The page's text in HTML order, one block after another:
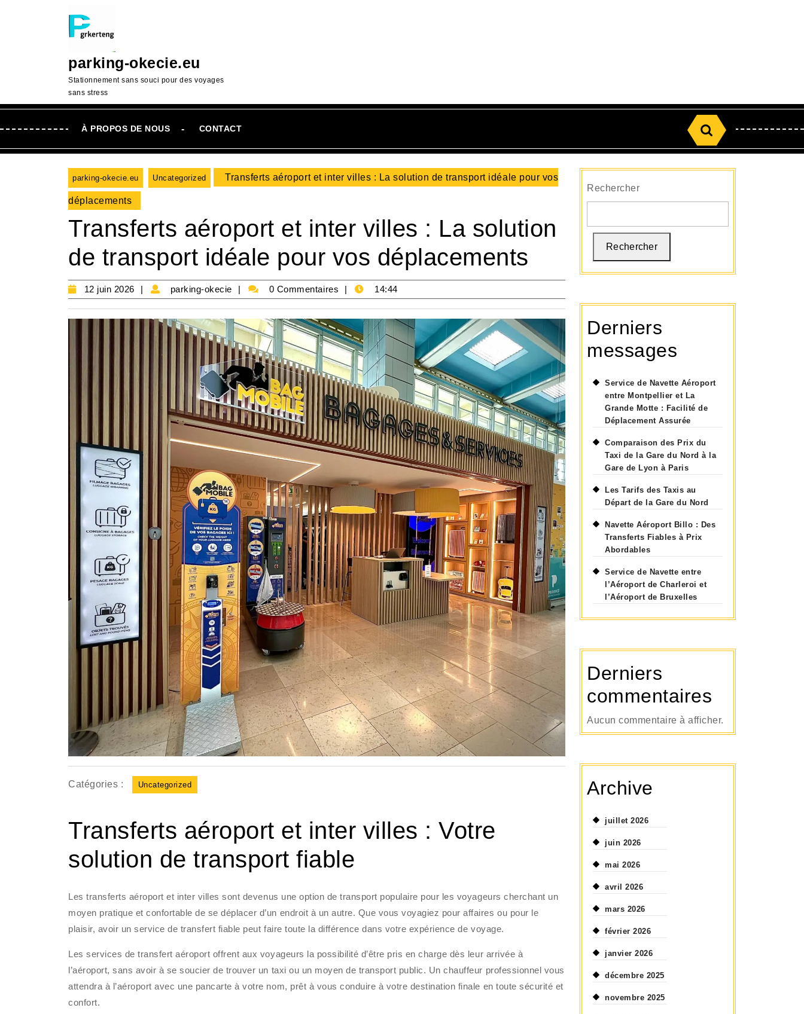
parking-okecie.eu
Stationnement sans souci pour des voyages
sans stress
À PROPOS DE NOUS CONTACT
Search
for:
parking-okecie.eu Uncategorized Transferts aéroport et inter villes : La solution de transport idéale pour vos
déplacements
Transferts aéroport et inter villes : La solution
de transport idéale pour vos déplacements
12 juin 2026
12
juin
parking-okecie
parking-
okecie
0 Commentaires 14:44
Catégories : Uncategorized
Transferts aéroport et inter villes : Votre
solution de transport fiable
Les transferts aéroport et inter villes sont devenus une option de transport populaire pour les voyageurs cherchant un
moyen pratique et confortable de se déplacer d’un endroit à un autre. Que vous voyagiez pour affaires ou pour le
plaisir, avoir un service de transfert fiable peut faire toute la différence dans votre expérience de voyage.
Les services de transfert aéroport offrent aux voyageurs la possibilité d’être pris en charge dès leur arrivée à
l’aéroport, sans avoir à se soucier de trouver un taxi ou un moyen de transport public. Un chauffeur professionnel vous
attendra à l’aéroport avec une pancarte à votre nom, prêt à vous conduire à votre destination finale en toute sécurité et
confort.
Rechercher
Rechercher
Derniers
messages
Service de Navette Aéroport
entre Montpellier et La
Grande Motte : Facilité de
Déplacement Assurée
Comparaison des Prix du
Taxi de la Gare du Nord à la
Gare de Lyon à Paris
Les Tarifs des Taxis au
Départ de la Gare du Nord
Navette Aéroport Billo : Des
Transferts Fiables à Prix
Abordables
Service de Navette entre
l’Aéroport de Charleroi et
l’Aéroport de Bruxelles
Derniers
commentaires
Aucun commentaire à afficher.
Archive
juillet 2026
juin 2026
mai 2026
avril 2026
mars 2026
février 2026
janvier 2026
décembre 2025
novembre 2025